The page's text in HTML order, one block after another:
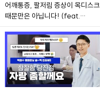
어깨통증, 팔저림 증상이 목디스크
때문만은 아닙니다! (feat.